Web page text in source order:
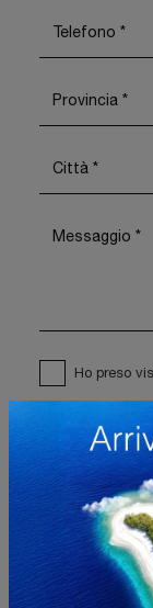
Ho preso